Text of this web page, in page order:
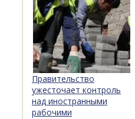
Правительство
ужесточает контроль
над иностранными
рабочими